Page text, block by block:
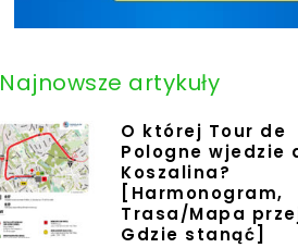
Najnowsze artykuły
O której Tour de
Pologne wjedzie
Koszalina?
[Harmonogram,
Trasa/Mapa
Gdzie stanąć]